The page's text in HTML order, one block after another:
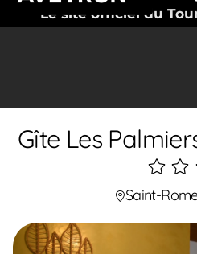
Le site officiel du
Gîte Les
3
étoiles
Saint-